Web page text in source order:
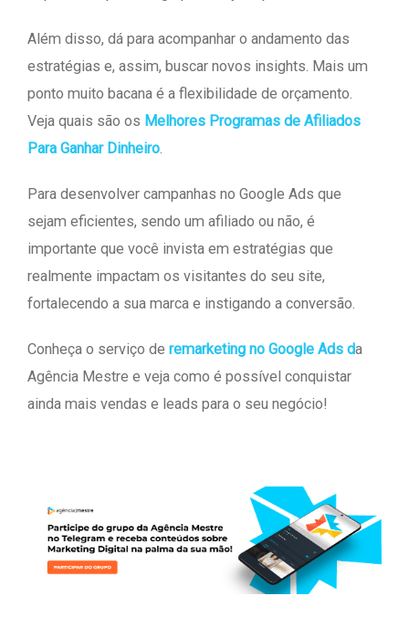
Além disso, dá para acompanhar o andamento das
estratégias e, assim, buscar novos insights. Mais um
ponto muito bacana é a flexibilidade de orçamento.
Veja quais são os Melhores Programas de Afiliados
Para Ganhar Dinheiro.
Para desenvolver campanhas no Google Ads que
sejam eficientes, sendo um afiliado ou não, é
importante que você invista em estratégias que
realmente impactam os visitantes do seu site,
fortalecendo a sua marca e instigando a conversão.
Conheça o serviço de remarketing no Google Ads da
Agência Mestre e veja como é possível conquistar
ainda mais vendas e leads para o seu negócio!